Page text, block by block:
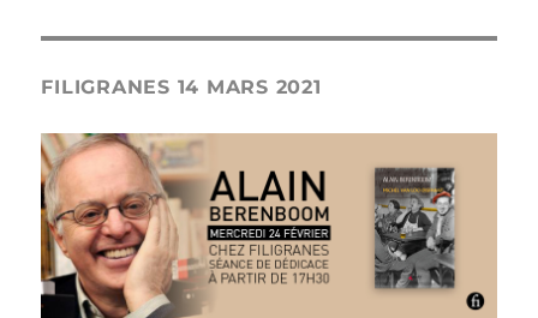
FILIGRANES 14 MARS 2021